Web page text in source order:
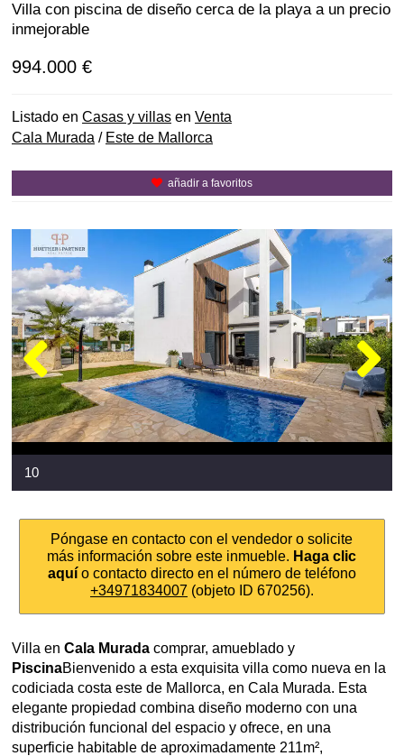
Villa con piscina de diseño cerca de la playa a un precio
inmejorable
994.000 €
Listado en Casas y villas en Venta
Cala Murada / Este de Mallorca
añadir a favoritos
10
Póngase en contacto con el vendedor o solicite
más información sobre este inmueble. Haga clic
aquío contacto directo en el número de teléfono
+34971834007(objeto ID 670256).
Villa en Cala Murada comprar, amueblado y
PiscinaBienvenido a esta exquisita villa como nueva en la
codiciada costa este de Mallorca, en Cala Murada. Esta
elegante propiedad combina diseño moderno con una
distribución funcional del espacio y ofrece, en una
superficie habitable de aproximadamente 211m²,